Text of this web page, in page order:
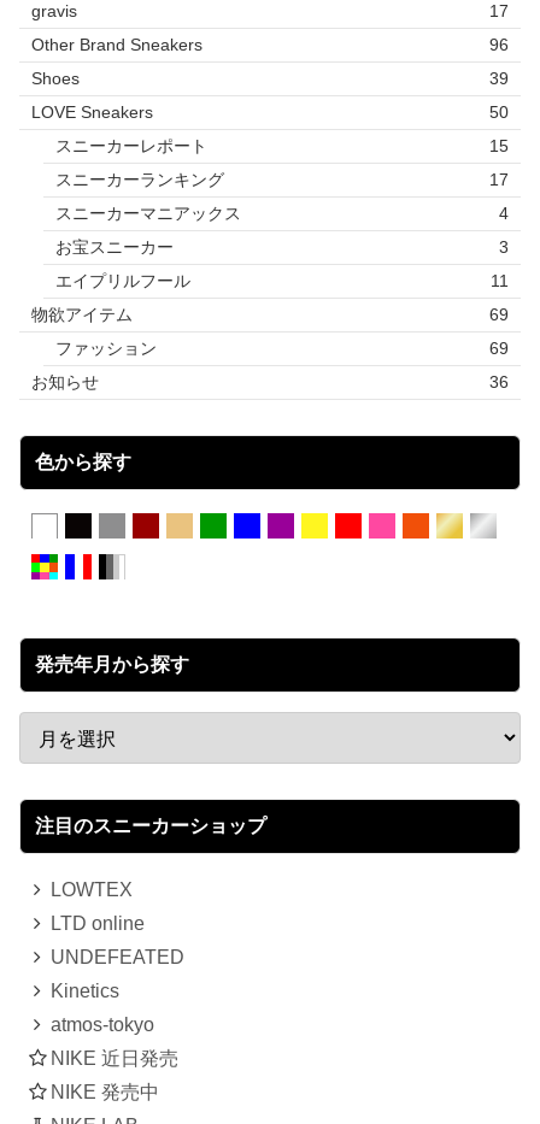
gravis
17
Other Brand Sneakers
96
Shoes
39
LOVE Sneakers
50
スニーカーレポート
15
スニーカーランキング
17
スニーカーマニアックス
4
お宝スニーカー
3
エイプリルフール
11
物欲アイテム
69
ファッション
69
お知らせ
36
色から探す
発売年月から探す
注目のスニーカーショップ
LOWTEX
LTD online
UNDEFEATED
Kinetics
atmos-tokyo
NIKE 近日発売
NIKE 発売中